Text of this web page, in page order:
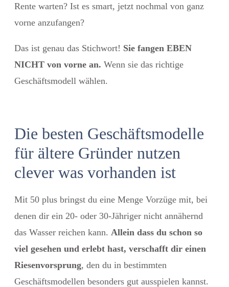
Rente warten? Ist es smart, jetzt nochmal von ganz
vorne anzufangen?
Das ist genau das Stichwort! Sie fangen EBEN
NICHT von vorne an. Wenn sie das richtige
Geschäftsmodell wählen.
Die besten Geschäftsmodelle
für ältere Gründer nutzen
clever was vorhanden ist
Mit 50 plus bringst du eine Menge Vorzüge mit, bei
denen dir ein 20- oder 30-Jähriger nicht annähernd
das Wasser reichen kann. Allein dass du schon so
viel gesehen und erlebt hast, verschafft dir einen
Riesenvorsprung, den du in bestimmten
Geschäftsmodellen besonders gut ausspielen kannst.